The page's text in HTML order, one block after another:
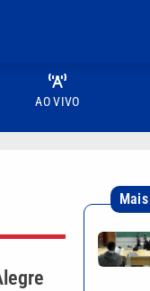
AO VIVO